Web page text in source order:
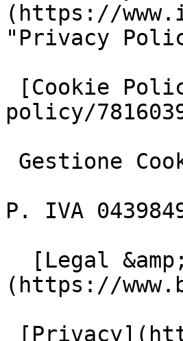
(https://
"Privacy
policy/
P. IVA
(https://